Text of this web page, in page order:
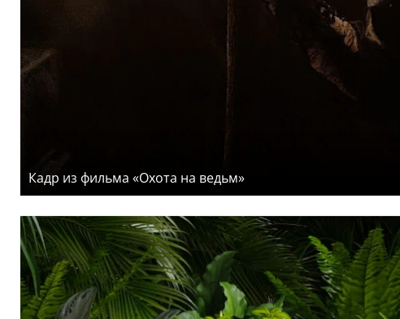
Кадр из фильма «Охота на ведьм»